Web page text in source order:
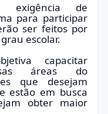
de
para participar
ser feitos por
escolar.
capacitar
áreas do
que desejam
estão em busca
obter maior